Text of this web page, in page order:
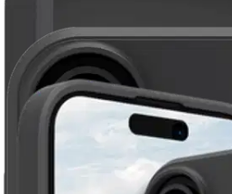
21,21 €
Asiakasomistajahinta
Hinta ilman S-Etukorttia: 24,95 €